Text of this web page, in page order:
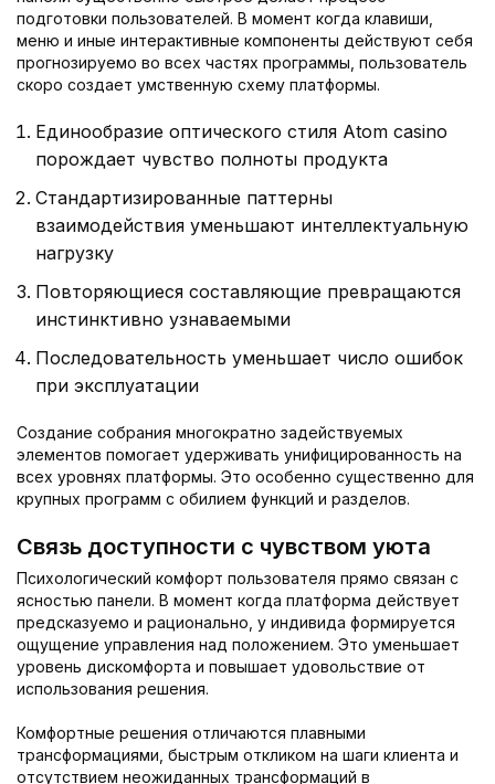
подготовки пользователей. В момент когда клавиши,
меню и иные интерактивные компоненты действуют себя
прогнозируемо во всех частях программы, пользователь
скоро создает умственную схему платформы.
Единообразие оптического стиля Atom casino
порождает чувство полноты продукта
Стандартизированные паттерны
взаимодействия уменьшают интеллектуальную
нагрузку
Повторяющиеся составляющие превращаются
инстинктивно узнаваемыми
Последовательность уменьшает число ошибок
при эксплуатации
Создание собрания многократно задействуемых
элементов помогает удерживать унифицированность на
всех уровнях платформы. Это особенно существенно для
крупных программ с обилием функций и разделов.
Связь доступности с чувством уюта
Психологический комфорт пользователя прямо связан с
ясностью панели. В момент когда платформа действует
предсказуемо и рационально, у индивида формируется
ощущение управления над положением. Это уменьшает
уровень дискомфорта и повышает удовольствие от
использования решения.
Комфортные решения отличаются плавными
трансформациями, быстрым откликом на шаги клиента и
отсутствием неожиданных трансформаций в